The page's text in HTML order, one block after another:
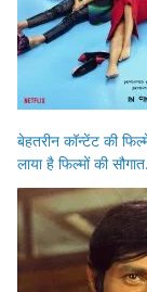
बेहतरीन कॉन्टेंट की
लाया है फिल्मों की